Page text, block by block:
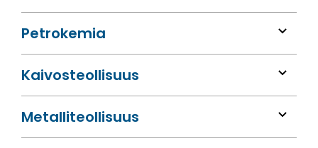
Petrokemia
Kaivos­teollisuus
Metalli­teollisuus